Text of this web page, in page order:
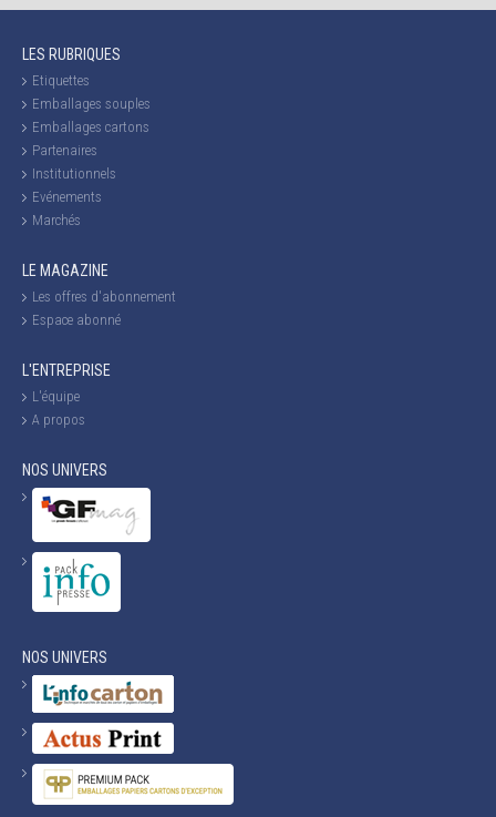
LES RUBRIQUES
Etiquettes
Emballages souples
Emballages cartons
Partenaires
Institutionnels
Evénements
Marchés
LE MAGAZINE
Les offres d'abonnement
Espace abonné
L'ENTREPRISE
L'équipe
A propos
NOS UNIVERS
NOS UNIVERS